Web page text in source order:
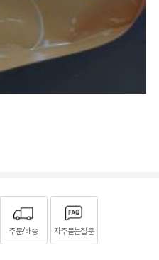
주문/배송 자주묻는질문